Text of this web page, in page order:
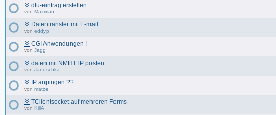
dfü-eintrag erstellen
von Maxman
Datentransfer mit E-mail
von eddyp
CGI Anwendungen !
von Jagg
daten mit NMHTTP posten
von Janoschka
IP anpingen ??
von matze
TClientsocket auf mehreren Forms
von KillA